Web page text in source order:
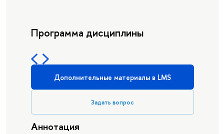
Программа дисциплины
Дополнительные материалы в LMS
Задать вопрос
Аннотация